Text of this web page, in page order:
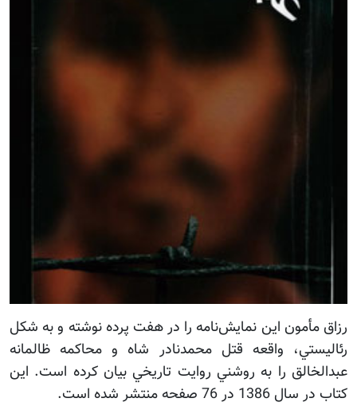
اين نمايش‌نامه را در هفت پرده نوشته و به شکل
واقعه قتل محمدنادر شاه و محاکمه ظالمانه
را به روشني روايت تاريخي بیان کرده است. اين
76 صفحه منتشر شده است.